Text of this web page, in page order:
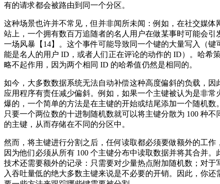
有的请求都会被路由到同一个分区。
这种场景也许并不常见，但并非闻所未闻：例如，在社交媒体
站上，一个拥有数百万追随者的名人用户在做某事时可能会引
一场风暴【14】。这个事件可能导致同一个键的大量写入（键
能是名人的用户 ID，或者人们正在评论的动作的 ID）。哈希
略不起作用，因为两个相同 ID 的哈希值仍然是相同的。
如今，大多数数据系统无法自动补偿这种高度偏斜的负载，因
应用程序有责任减少偏斜。例如，如果一个主键被认为是非常
爆的，一个简单的方法是在主键的开始或结尾添加一个随机数
只要一个两位数的十进制随机数就可以将主键分散为 100 种不
的主键，从而存储在不同的分区中。
然而，将主键进行分割之后，任何读取都必须要做额外的工作
因为他们必须从所有 100 个主键分布中读取数据并将其合并。
技术还需要额外的记录：只需要对少量热点附加随机数；对于
入吞吐量低的绝大多数主键来说是不必要的开销。因此，你还